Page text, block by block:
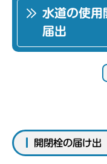
水道の使用
届出
開閉栓の届け出